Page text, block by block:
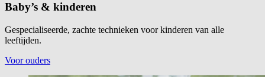
Baby’s & kinderen
Gespecialiseerde, zachte technieken voor kinderen van alle
leeftijden.
Voor ouders